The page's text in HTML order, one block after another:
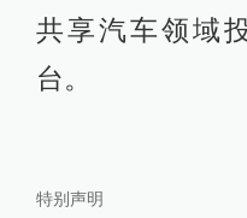
共享汽车领域
台。
特别声明